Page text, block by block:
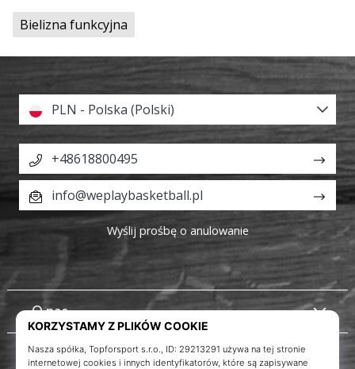
Bielizna funkcyjna
O nas
Obsługa klienta
PLN - Polska (Polski)
+48618800495
info@weplaybasketball.pl
Wyślij prośbę o anulowanie